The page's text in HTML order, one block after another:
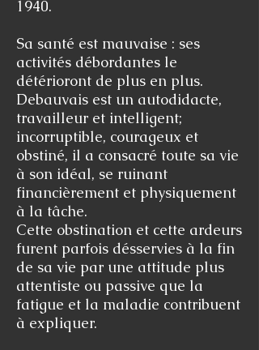
1940.
Sa santé est mauvaise : ses
activités débordantes le
détérioront de plus en plus.
Debauvais est un autodidacte,
travailleur et intelligent;
incorruptible, courageux et
obstiné, il a consacré toute sa vie
à son idéal, se ruinant
financièrement et physiquement
à la tâche.
Cette obstination et cette ardeurs
furent parfois désservies à la fin
de sa vie par une attitude plus
attentiste ou passive que la
fatigue et la maladie contribuent
à expliquer.